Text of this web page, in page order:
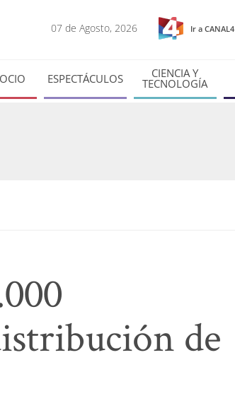
07 de Agosto, 2026 Ir a CANAL4
ESPECTÁCULOS CIENCIA Y
TECNOLOGÍA
de